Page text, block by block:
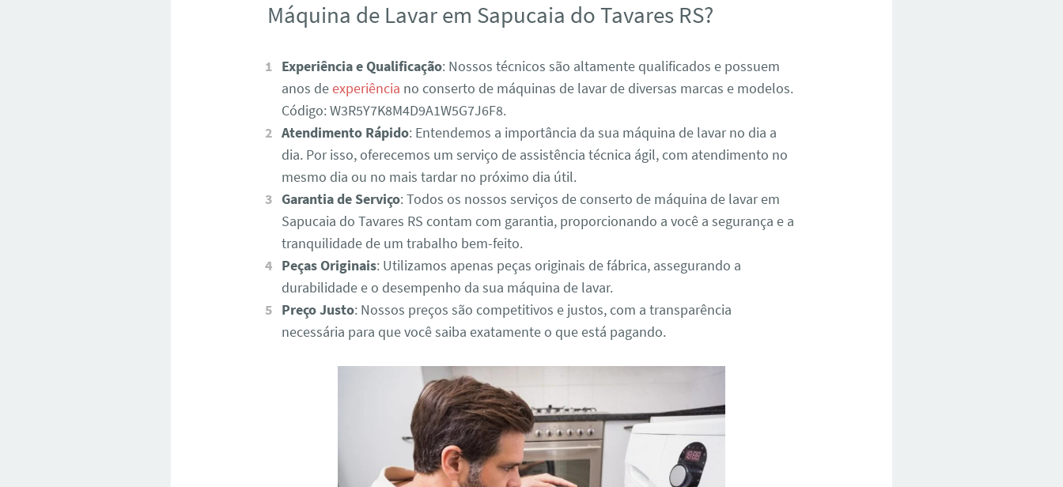
Máquina de Lavar em Sapucaia do Tavares RS?
Experiência e Qualificação: Nossos técnicos são altamente qualificados e possuem
anos deexperiência no conserto de máquinas de lavar de diversas marcas e modelos.
Código: W3R5Y7K8M4D9A1W5G7J6F8.
Atendimento Rápido: Entendemos a importância da sua máquina de lavar no dia a
dia. Por isso, oferecemos um serviço de assistência técnica ágil, com atendimento no
mesmo dia ou no mais tardar no próximo dia útil.
Garantia de Serviço: Todos os nossos serviços de conserto de máquina de lavar em
Sapucaia do Tavares RS contam com garantia, proporcionando a você a segurança e a
tranquilidade de um trabalho bem-feito.
Peças Originais: Utilizamos apenas peças originais de fábrica, assegurando a
durabilidade e o desempenho da sua máquina de lavar.
Preço Justo: Nossos preços são competitivos e justos, com a transparência
necessária para que você saiba exatamente o que está pagando.